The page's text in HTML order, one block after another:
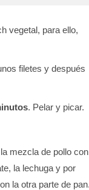
vegetal, para ello,
filetes y después
. Pelar y picar.
mezcla de pollo con
la lechuga y por
la otra parte de